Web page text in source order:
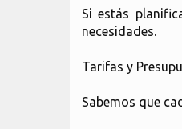
Si estás
necesidades.
Tarifas y
Sabemos que